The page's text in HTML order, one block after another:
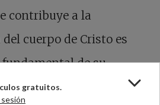
gratuitos.
contribuye a la
cuerpo de Cristo es
de su